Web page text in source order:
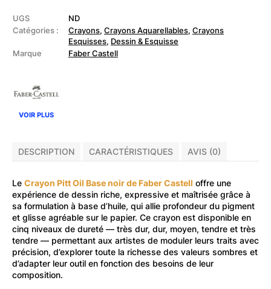
Crayon
Pitt
Oil
noir
UGS
ND
Catégories :
Crayons, Crayons Aquarellables, Crayons
Esquisses, Dessin & Esquisse
Marque
Faber Castell
VOIR PLUS
DESCRIPTION CARACTÉRISTIQUES AVIS (0)
Le Crayon Pitt Oil Base noir de Faber Castell offre une
expérience de dessin riche, expressive et maîtrisée grâce à
sa formulation à base d’huile, qui allie profondeur du pigment
et glisse agréable sur le papier. Ce crayon est disponible en
cinq niveaux de dureté — très dur, dur, moyen, tendre et très
tendre — permettant aux artistes de moduler leurs traits avec
précision, d’explorer toute la richesse des valeurs sombres et
d’adapter leur outil en fonction des besoins de leur
composition.